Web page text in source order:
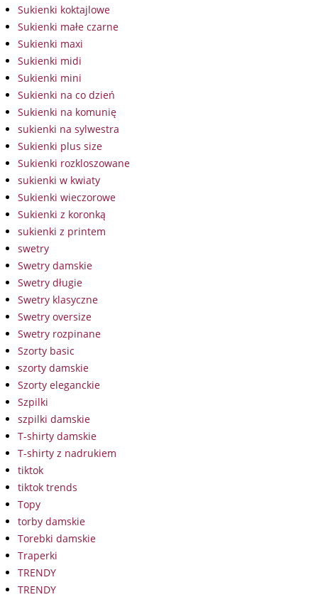
Sukienki koktajlowe
Sukienki małe czarne
Sukienki maxi
Sukienki midi
Sukienki mini
Sukienki na co dzień
Sukienki na komunię
sukienki na sylwestra
Sukienki plus size
Sukienki rozkloszowane
sukienki w kwiaty
Sukienki wieczorowe
Sukienki z koronką
sukienki z printem
swetry
Swetry damskie
Swetry długie
Swetry klasyczne
Swetry oversize
Swetry rozpinane
Szorty basic
szorty damskie
Szorty eleganckie
Szpilki
szpilki damskie
T-shirty damskie
T-shirty z nadrukiem
tiktok
tiktok trends
Topy
torby damskie
Torebki damskie
Traperki
TRENDY
TRENDY